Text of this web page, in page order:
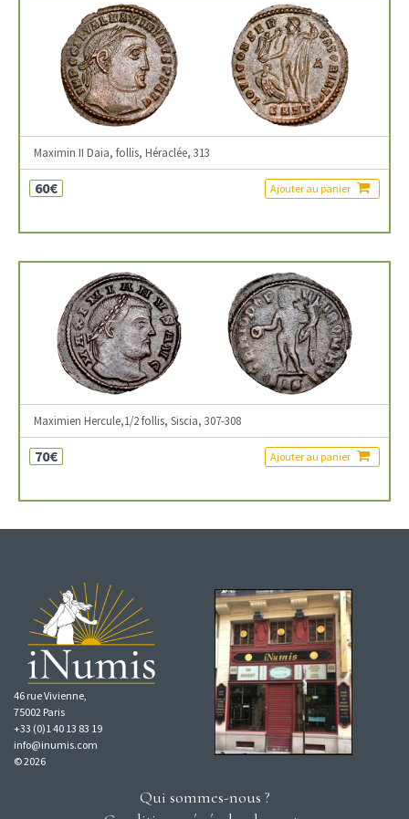
Maximin II Daia, follis, Héraclée, 313
60€ Ajouter au panier
Maximien Hercule,1/2 follis, Siscia, 307-308
70€ Ajouter au panier
46 rue Vivienne,
75002 Paris
+33 (0)1 40 13 83 19
info@inumis.com
© 2026
Qui sommes-nous ?